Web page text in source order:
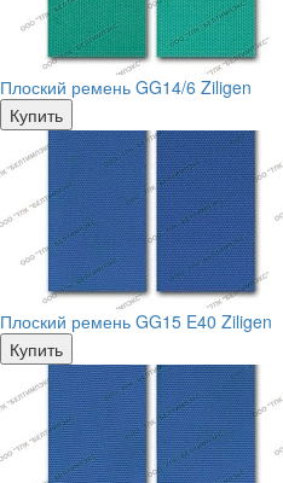
Плоский ремень GG14/6 Ziligen
Купить
Плоский ремень GG15 E40 Ziligen
Купить